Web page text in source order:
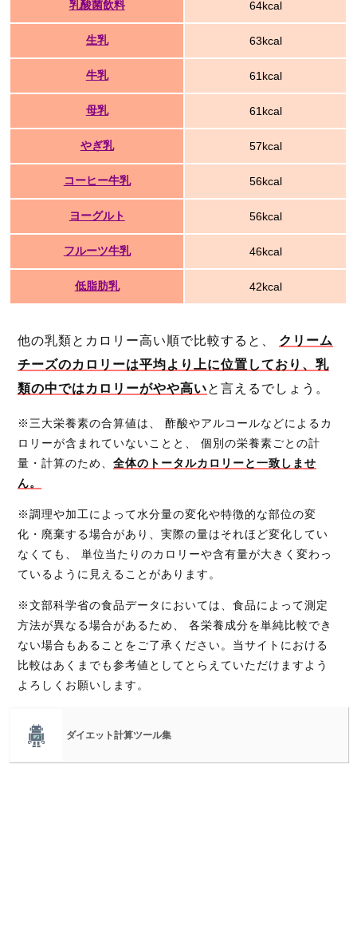
乳酸菌飲料 64kcal
生乳 63kcal
牛乳 61kcal
母乳 61kcal
やぎ乳 57kcal
コーヒー牛乳 56kcal
ヨーグルト 56kcal
フルーツ牛乳 46kcal
低脂肪乳 42kcal
他の乳類とカロリー高い順で比較すると、 クリーム
チーズのカロリーは平均より上に位置しており、乳
類の中ではカロリーがやや高いと言えるでしょう。
※三大栄養素の合算値は、 酢酸やアルコールなどによるカ
ロリーが含まれていないことと、 個別の栄養素ごとの計
量・計算のため、 全体のトータルカロリーと一致しませ
ん。
※調理や加工によって水分量の変化や特徴的な部位の変
化・廃棄する場合があり、実際の量はそれほど変化してい
なくても、 単位当たりのカロリーや含有量が大きく変わっ
ているように見えることがあります。
※文部科学省の食品データにおいては、食品によって測定
方法が異なる場合があるため、 各栄養成分を単純比較でき
ない場合もあることをご了承ください。当サイトにおける
比較はあくまでも参考値としてとらえていただけますよう
よろしくお願いします。
ダイエット計算ツール集